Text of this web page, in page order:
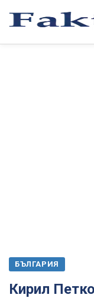
БЪЛГАРИЯ
Кирил